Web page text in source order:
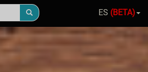
ES (BETA)